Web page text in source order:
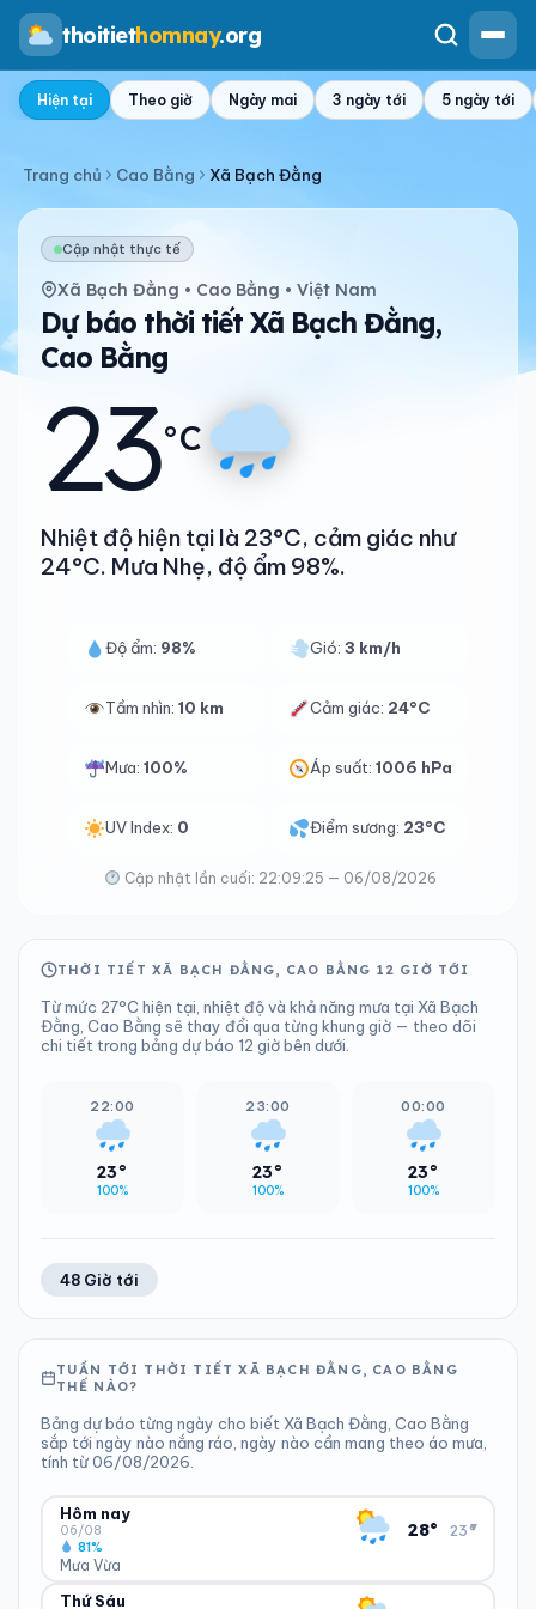
thoitiethomnay.org
Hiện tại Theo giờ Ngày mai 3 ngày tới 5 ngày tới
Trang chủ Cao Bằng Xã Bạch Đằng
Cập nhật thực tế
Xã Bạch Đằng • Cao Bằng • Việt Nam
Dự báo thời tiết Xã Bạch Đằng,
Cao Bằng
23°C
Nhiệt độ hiện tại là 23°C, cảm giác như
24°C. Mưa Nhẹ, độ ẩm 98%.
Độ ẩm: 98% Gió:3 km/h
Tầm nhìn: 10 km Cảm giác: 24°C
Mưa: 100% Áp suất:1006 hPa
UV Index: 0 Điểm sương: 23°C
Cập nhật lần cuối: 22:09:25 — 06/08/2026
THỜI TIẾT XÃ BẠCH ĐẰNG, CAO BẰNG 12 GIỜ TỚI
Từ mức 27°C hiện tại, nhiệt độ và khả năng mưa tại Xã Bạch
Đằng, Cao Bằng sẽ thay đổi qua từng khung giờ — theo dõi
chi tiết trong bảng dự báo 12 giờ bên dưới.
22:00
23°
100%
23:00
23°
100%
00:00
23°
100%
48 Giờ tới
TUẦN TỚI THỜI TIẾT XÃ BẠCH ĐẰNG, CAO BẰNG
THẾ NÀO?
Bảng dự báo từng ngày cho biết Xã Bạch Đằng, Cao Bằng
sắp tới ngày nào nắng ráo, ngày nào cần mang theo áo mưa,
tính từ 06/08/2026.
Hôm nay
06/08
Mưa Vừa
81%
28° 23°
▾
ĐỘ ẨM
Thứ Sáu